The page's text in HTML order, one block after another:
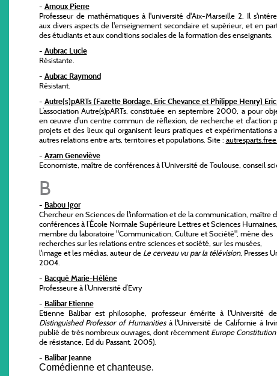
- Arnoux Pierre
Professeur de mathématiques à l'université d'Aix-Marseille 2. Il
aux divers aspects de l'enseignement secondaire et supérieur, et en
des étudiants et aux conditions sociales de la formation des enseignants.
- Aubrac Lucie
Résistante.
- Aubrac Raymond
Résistant.
- Autre(s)pARTs (Fazette Bordage, Eric Chevance et Philippe Henry)
L’association Autre(s)pARTs, constituée en septembre 2000, a pour
en œuvre d'un centre commun de réflexion, de recherche et d'action
projets et des lieux qui organisent leurs pratiques et expérimentations
autres relations entre arts, territoires et populations. Site :
- Azam Geneviève
Economiste, maître de conférences à l’Université de Toulouse, conseil
B
- Babou Igor
Chercheur en Sciences de l'information et de la communication, maître
conférences à l’École Normale Supérieure Lettres et Sciences Humaines,
membre du laboratoire "Communication, Culture et Société", mène des
recherches sur les relations entre sciences et société, sur les musées,
l'image et les médias, auteur de Le cerveau vu par la télévision, Presses
2004.
- Bacqué Marie-Hélène
Professeure à l’Université d’Evry
- Balibar Etienne
Etienne Balibar est philosophe, professeur émérite à l'Université
Distinguished Professor of Humanitiesà l'Université de Californie à
publié de très nombreux ouvrages, dont récemmentEurope
de résistance, Ed du Passant, 2005).
- Balibar Jeanne
Comédienne et chanteuse.